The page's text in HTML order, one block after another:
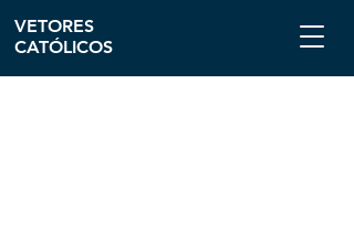
VETORES
CATÓLICOS